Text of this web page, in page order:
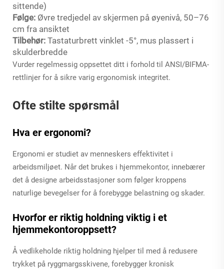
sittende)
Følge: Øvre tredjedel av skjermen på øyenivå, 50–76
cm fra ansiktet
Tilbehør: Tastaturbrett vinklet -5°, mus plassert i
skulderbredde
Vurder regelmessig oppsettet ditt i forhold til ANSI/BIFMA-
rettlinjer for å sikre varig ergonomisk integritet.
Ofte stilte spørsmål
Hva er ergonomi?
Ergonomi er studiet av menneskers effektivitet i
arbeidsmiljøet. Når det brukes i hjemmekontor, innebærer
det å designe arbeidsstasjoner som følger kroppens
naturlige bevegelser for å forebygge belastning og skader.
Hvorfor er riktig holdning viktig i et
hjemmekontoroppsett?
Å vedlikeholde riktig holdning hjelper til med å redusere
trykket på ryggmargsskivene, forebygger kronisk